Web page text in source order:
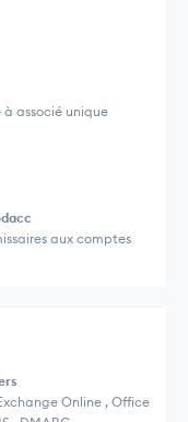
associé unique
aux comptes
Online , Office